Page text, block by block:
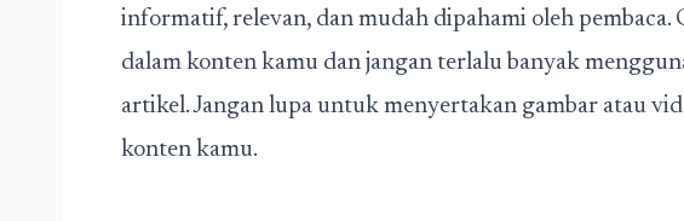
informatif, relevan, dan mudah dipahami oleh
dalam konten kamu dan jangan terlalu banyak
artikel. Jangan lupa untuk menyertakan gambar atau
konten kamu.